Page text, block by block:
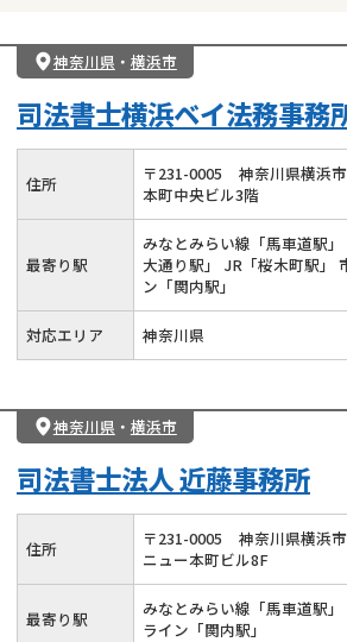
神奈川県 ・ 横浜市
司法書士横浜ベイ法務事務
住所 〒231-0005
神奈川県横浜
本町中央ビル3階
最寄り駅
みなとみらい線「馬車道駅
大通り駅」 JR「桜木町駅」
ン「関内駅」
対応エリア 神奈川県
神奈川県 ・ 横浜市
司法書士法人 近藤事務所
住所 〒231-0005
神奈川県横浜
ニュー本町ビル8F
最寄り駅
みなとみらい線「馬車道駅
ライン「関内駅」